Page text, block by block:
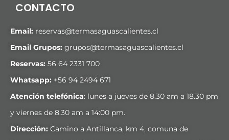
CONTACTO
Email: reservas@termasaguascalientes.cl
Email Grupos: grupos@termasaguascalientes.cl
Reservas: 56 64 2331 700
Whatsapp: +56 94 2494 671
Atención telefónica: lunes a jueves de 8.30 am a 18.30 pm
y viernes de 8.30 am a 14:00 pm.
Dirección: Camino a Antillanca, km 4, comuna de